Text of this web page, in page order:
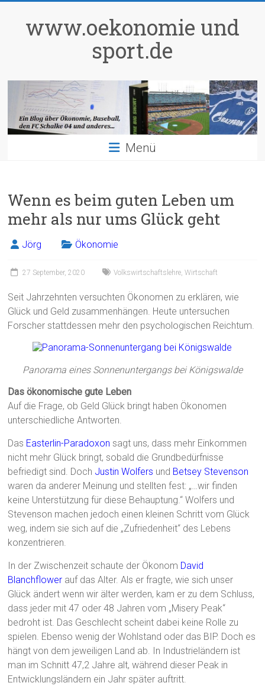
springenwww.oekonomie und
sport.de
Menü
Wenn es beim guten Leben um
mehr als nur ums Glück geht
Jörg Ökonomie
27 September, 2020 Volkswirtschaftslehre,Wirtschaft
Seit Jahrzehnten versuchten Ökonomen zu erklären, wie
Glück und Geld zusammenhängen. Heute untersuchen
Forscher stattdessen mehr den psychologischen Reichtum.
Panorama eines Sonnenuntergangs bei Königswalde
Das ökonomische gute Leben
Auf die Frage, ob Geld Glück bringt haben Ökonomen
unterschiedliche Antworten.
Das Easterlin-Paradoxon sagt uns, dass mehr Einkommen
nicht mehr Glück bringt, sobald die Grundbedürfnisse
befriedigt sind. Doch Justin Wolfers und Betsey Stevenson
waren da anderer Meinung und stellten fest: „…wir finden
keine Unterstützung für diese Behauptung.“ Wolfers und
Stevenson machen jedoch einen kleinen Schritt vom Glück
weg, indem sie sich auf die „Zufriedenheit“ des Lebens
konzentrieren.
In der Zwischenzeit schaute der Ökonom David
Blanchflower auf das Alter. Als er fragte, wie sich unser
Glück ändert wenn wir älter werden, kam er zu dem Schluss,
dass jeder mit 47 oder 48 Jahren vom „Misery Peak“
bedroht ist. Das Geschlecht scheint dabei keine Rolle zu
spielen. Ebenso wenig der Wohlstand oder das BIP. Doch es
hängt von dem jeweiligen Land ab. In Industrieländern ist
man im Schnitt 47,2 Jahre alt, während dieser Peak in
Entwicklungsländern ein Jahr später auftritt.